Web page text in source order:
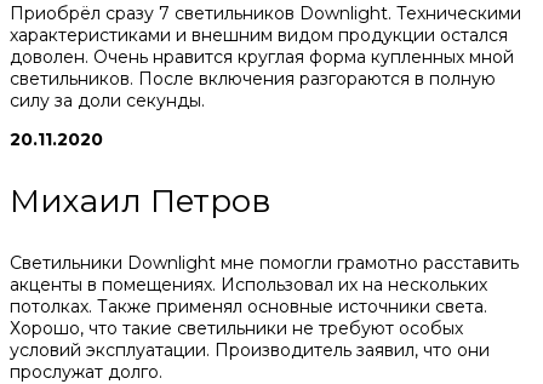
Приобрёл сразу 7 светильников Downlight. Техническими
характеристиками и внешним видом продукции остался
доволен. Очень нравится круглая форма купленных мной
светильников. После включения разгораются в полную
силу за доли секунды.
20.11.2020
Михаил Петров
Светильники Downlight мне помогли грамотно расставить
акценты в помещениях. Использовал их на нескольких
потолках. Также применял основные источники света.
Хорошо, что такие светильники не требуют особых
условий эксплуатации. Производитель заявил, что они
прослужат долго.